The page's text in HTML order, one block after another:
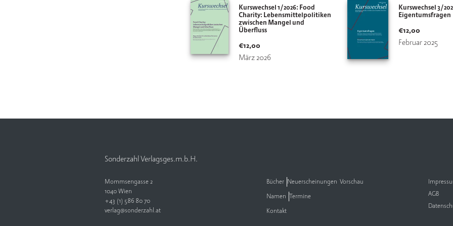
Kurswechsel 1/2026: Food
Charity: Lebensmittelpolitiken
zwischen Mangel und
Überfluss
€12,00
März 2026
Kurswechsel 3/
Eigentumsfragen
€12,00
Februar 2025
Sonderzahl Verlagsges.m.b.H.
Mommsengasse 2
1040 Wien
+43 (1) 586 80 70
verlag@sonderzahl.at
Bücher Neuerscheinungen Vorschau
Namen Termine
Kontakt
AGB